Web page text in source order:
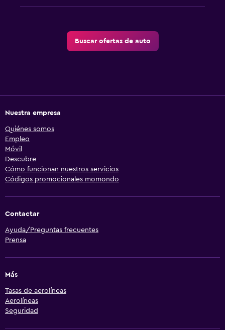
Buscar ofertas de auto
Nuestra empresa
Quiénes somos
Empleo
Móvil
Descubre
Cómo funcionan nuestros servicios
Códigos promocionales momondo
Contactar
Ayuda/Preguntas frecuentes
Prensa
Más
Tasas de aerolíneas
Aerolíneas
Seguridad